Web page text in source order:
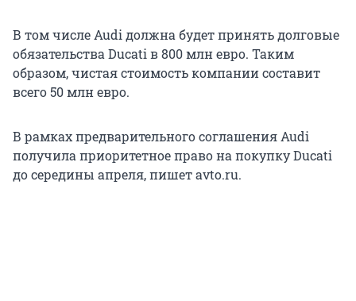
В том числе Audi должна будет принять долговые
обязательства Ducati в 800 млн евро. Таким
образом, чистая стоимость компании составит
всего 50 млн евро.
В рамках предварительного соглашения Audi
получила приоритетное право на покупку Ducati
до середины апреля, пишет avto.ru.